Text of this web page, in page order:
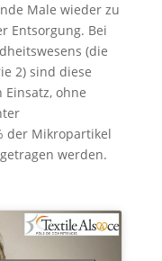
Male wieder zu
Entsorgung. Bei
(die
2) sind diese
ohne
der Mikropartikel
werden.